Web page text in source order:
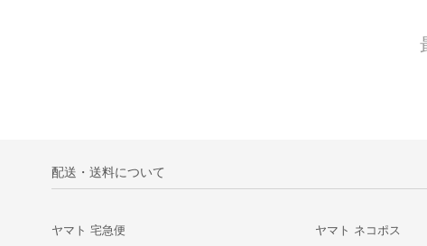
配送・送料について
ヤマト 宅急便 ヤマト ネコポス